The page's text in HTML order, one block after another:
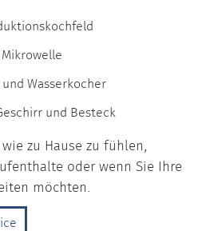
Wasserkocher
und Besteck
zu Hause zu fühlen,
oder wenn Sie Ihre
möchten.